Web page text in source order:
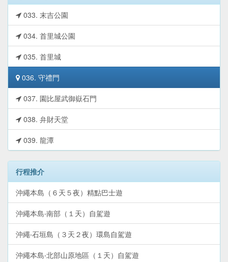
033. 末吉公園
034. 首里城公園
035. 首里城
036. 守禮門
037. 園比屋武御嶽石門
038. 弁財天堂
039. 龍潭
行程推介
沖繩本島（６天５夜）精點巴士遊
沖繩本島‧南部（１天）自駕遊
沖繩‧石垣島（３天２夜）環島自駕遊
沖繩本島‧北部山原地區（１天）自駕遊